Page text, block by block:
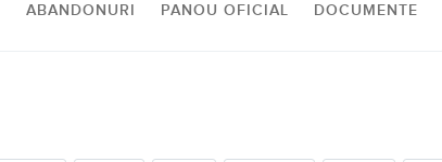
ABANDONURI PANOU OFICIAL DOCUMENTE